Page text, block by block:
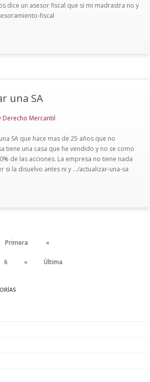
dice un asesor fiscal que si mi madrastra no y
fiscal
una SA
Derecho Mercantil
SA que hace mas de 25 años que no
tiene una casa que he vendido y no se como
de las acciones. La empresa no tiene nada
si la disuelvo antes ni y .../actualizar-una-sa
Primera «
6 » Última